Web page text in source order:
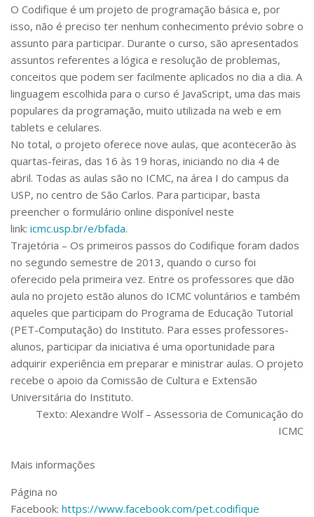
Assessorias e Mídias
Aplicativos e Sites
Jornal da USP
Agenda de Eventos
O Codifique é um projeto de programação básica e, por
isso, não é preciso ter nenhum conhecimento prévio sobre o
assunto para participar. Durante o curso, são apresentados
assuntos referentes a lógica e resolução de problemas,
conceitos que podem ser facilmente aplicados no dia a dia. A
linguagem escolhida para o curso é JavaScript, uma das mais
populares da programação, muito utilizada na web e em
tablets e celulares.
No total, o projeto oferece nove aulas, que acontecerão às
quartas-feiras, das 16 às 19 horas, iniciando no dia 4 de
abril. Todas as aulas são no ICMC, na área I do campus da
USP, no centro de São Carlos. Para participar, basta
preencher o formulário online disponível neste
link: icmc.usp.br/e/bfada.
Trajetória – Os primeiros passos do Codifique foram dados
no segundo semestre de 2013, quando o curso foi
oferecido pela primeira vez. Entre os professores que dão
aula no projeto estão alunos do ICMC voluntários e também
aqueles que participam do Programa de Educação Tutorial
(PET-Computação) do Instituto. Para esses professores-
alunos, participar da iniciativa é uma oportunidade para
adquirir experiência em preparar e ministrar aulas. O projeto
recebe o apoio da Comissão de Cultura e Extensão
Universitária do Instituto.
Texto: Alexandre Wolf – Assessoria de Comunicação do
ICMC
Mais informações
Página no
Facebook: https://www.facebook.com/pet.codifique